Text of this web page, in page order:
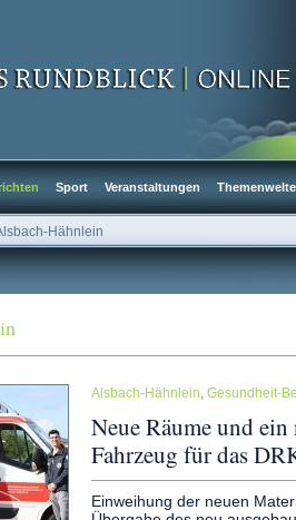
Sport Veranstaltungen
Hähnlein
Alsbach-Hähnlein, Gesundheit-
Neue Räume und ein
Fahrzeug für das
Einweihung der neuen